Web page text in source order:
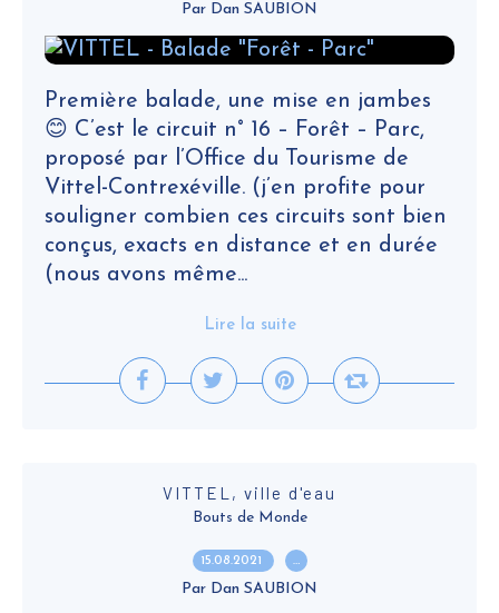
Par Dan SAUBION
Première balade, une mise en jambes
😊 C’est le circuit n° 16 – Forêt – Parc,
proposé par l’Office du Tourisme de
Vittel-Contrexéville. (j’en profite pour
souligner combien ces circuits sont bien
conçus, exacts en distance et en durée
(nous avons même...
Lire la suite
VITTEL, ville d'eau
Bouts de Monde
15.08.2021 …
Par Dan SAUBION